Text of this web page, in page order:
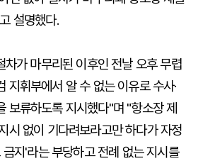
설명했다.
차가 마무리된 이후인 전날 오후 무렵
지휘부에서 알 수 없는 이유로 수사·
보류하도록 지시했다"며 "항소장 제
시 없이 기다려보라고만 하다가 자정
지'라는 부당하고 전례 없는 지시를